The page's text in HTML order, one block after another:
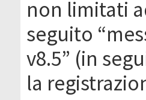
non limitati
seguito
v8.5” (in
la